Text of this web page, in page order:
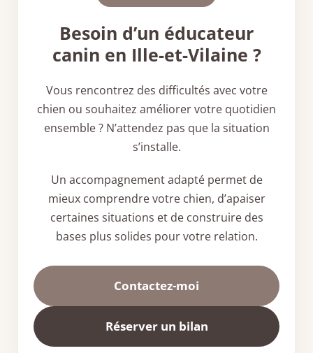
Besoin d’un éducateur
canin en Ille-et-Vilaine ?
Vous rencontrez des difficultés avec votre
chien ou souhaitez améliorer votre quotidien
ensemble ? N’attendez pas que la situation
s’installe.
Un accompagnement adapté permet de
mieux comprendre votre chien, d’apaiser
certaines situations et de construire des
bases plus solides pour votre relation.
Contactez-moi
Réserver un bilan